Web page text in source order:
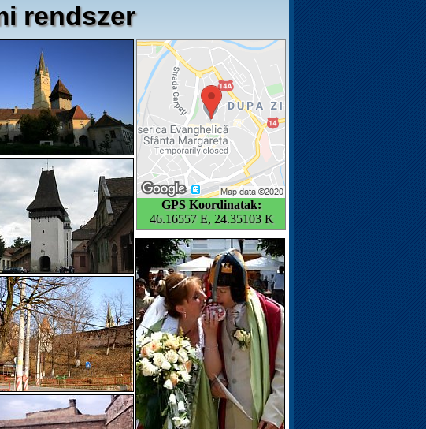
rendszer
GPS Koordinatak:
46.16557 E, 24.35103 K